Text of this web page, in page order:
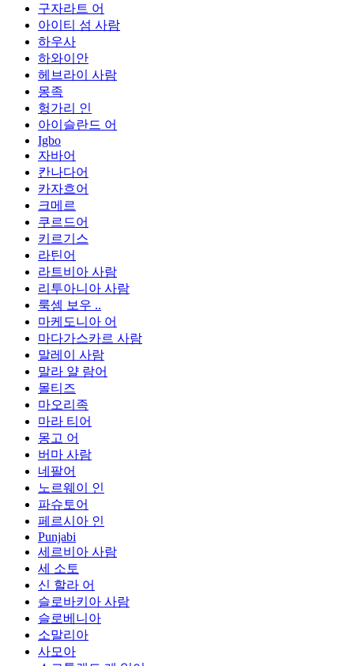
구자라트 어
아이티 섬 사람
하우사
하와이안
헤브라이 사람
몽족
헝가리 인
아이슬란드 어
Igbo
자바어
칸나다어
카자흐어
크메르
쿠르드어
키르기스
라틴어
라트비아 사람
리투아니아 사람
룩셈 보우 ..
마케도니아 어
마다가스카르 사람
말레이 사람
말라 얄 람어
몰티즈
마오리족
마라 티어
몽고 어
버마 사람
네팔어
노르웨이 인
파슈토어
페르시아 인
Punjabi
세르비아 사람
세 소토
신 할라 어
슬로바키아 사람
슬로베니아
소말리아
사모아